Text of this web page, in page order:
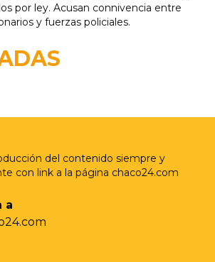
por ley. Acusan connivencia entre
y fuerzas policiales.
para perros y gatos en Villa
del contenido siempre y
con link a la página chaco24.com
a